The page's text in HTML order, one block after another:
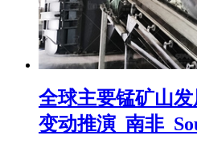
全球主要锰矿山
变动推演_南非